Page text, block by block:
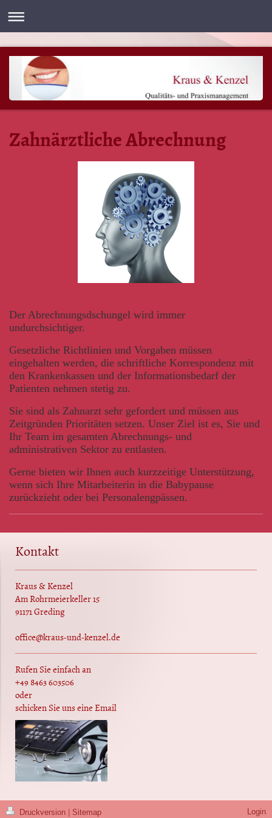
Zahnärztliche Abrechnung
Der Abrechnungsdschungel wird immer
undurchsichtiger.
Gesetzliche Richtlinien und Vorgaben müssen
eingehalten werden, die schriftliche Korrespondenz mit
den Krankenkassen und der Informationsbedarf der
Patienten nehmen stetig zu.
Sie sind als Zahnarzt sehr gefordert und müssen aus
Zeitgründen Prioritäten setzen. Unser Ziel ist es, Sie und
Ihr Team im gesamten Abrechnungs- und
administrativen Sektor zu entlasten.
Gerne bieten wir Ihnen auch kurzzeitige Unterstützung,
wenn sich Ihre Mitarbeiterin in die Babypause
zurückzieht oder bei Personalengpässen.
Kontakt
Kraus & Kenzel
Am Rohrmeierkeller 15
91171 Greding
office@kraus-und-kenzel.de
Rufen Sie einfach an
+49 8463 603506
oder
schicken Sie uns eine Email
Druckversion Sitemap Login